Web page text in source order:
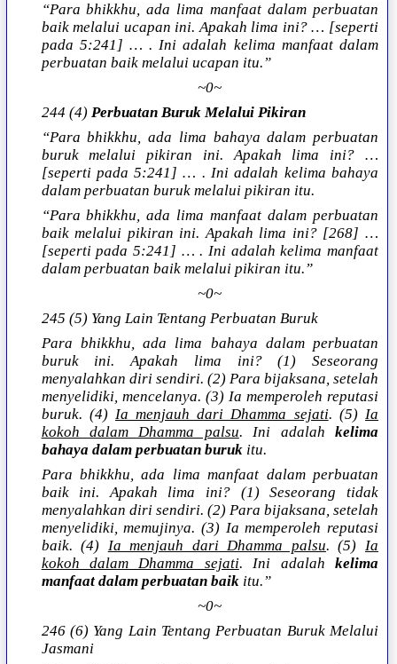
“Para bhikkhu, ada lima manfaat dalam perbuatan
baik melalui ucapan ini. Apakah lima ini? … [seperti
pada 5:241] … . Ini adalah kelima manfaat dalam
perbuatan baik melalui ucapan itu.”
~0~
244 (4) Perbuatan Buruk Melalui Pikiran
“Para bhikkhu, ada lima bahaya dalam perbuatan
buruk melalui pikiran ini. Apakah lima ini? …
[seperti pada 5:241] … . Ini adalah kelima bahaya
dalam perbuatan buruk melalui pikiran itu.
“Para bhikkhu, ada lima manfaat dalam perbuatan
baik melalui pikiran ini. Apakah lima ini? [268] …
[seperti pada 5:241] … . Ini adalah kelima manfaat
dalam perbuatan baik melalui pikiran itu.”
~0~
245 (5) Yang Lain Tentang Perbuatan Buruk
Para bhikkhu, ada lima bahaya dalam perbuatan
buruk ini. Apakah lima ini? (1) Seseorang
menyalahkan diri sendiri. (2) Para bijaksana, setelah
menyelidiki, mencelanya. (3) Ia memperoleh reputasi
buruk. (4) Ia menjauh dari Dhamma sejati. (5)Ia
kokoh dalam Dhamma palsu. Ini adalahkelima
bahaya dalam perbuatan burukitu.
Para bhikkhu, ada lima manfaat dalam perbuatan
baik ini. Apakah lima ini? (1) Seseorang tidak
menyalahkan diri sendiri. (2) Para bijaksana, setelah
menyelidiki, memujinya. (3) Ia memperoleh reputasi
baik. (4) Ia menjauh dari Dhamma palsu. (5)Ia
kokoh dalam Dhamma sejati. Ini adalahkelima
manfaat dalam perbuatan baikitu.”
~0~
246 (6) Yang Lain Tentang Perbuatan Buruk Melalui
Jasmani